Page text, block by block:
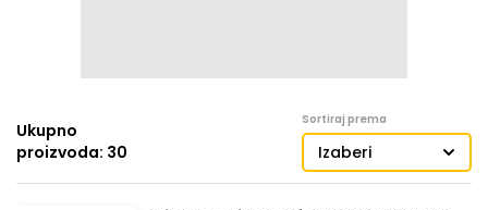
Ukupno
proizvoda: 30
Sortiraj prema
Izaberi